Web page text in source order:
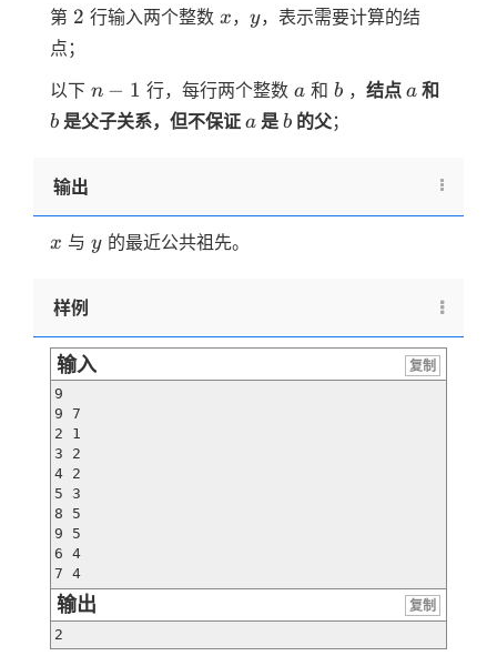
第 2
2 行输入两个整数 x
x， y
y，表示需要计算的结
点；
以下 n-
1
n − 1 行，每行两个整数 a
a和 b
b， 结点 a
a和
b 是父子关系，但不保证 a
a 是 b
b 的父；
输出
x
x 与 y
y的最近公共祖先。
样例
输入
复制
9
9 7
2 1
3 2
4 2
5 3
8 5
9 5
6 4
7 4
输出
复制
2